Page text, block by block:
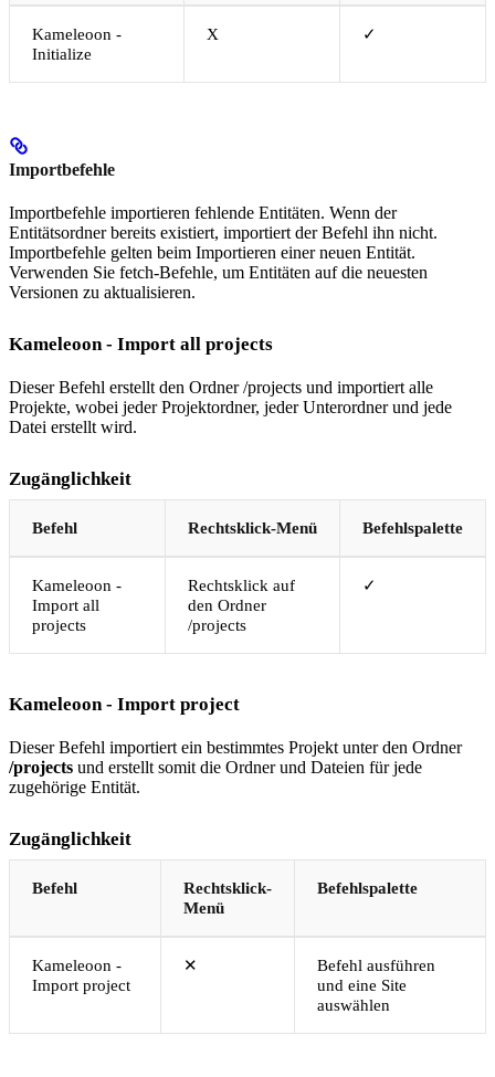
Kameleoon -
Initialize
X ✓
Importbefehle
Importbefehle importieren fehlende Entitäten. Wenn der
Entitätsordner bereits existiert, importiert der Befehl ihn nicht.
Importbefehle gelten beim Importieren einer neuen Entität.
Verwenden Sie fetch-Befehle, um Entitäten auf die neuesten
Versionen zu aktualisieren.
Kameleoon - Import all projects
Dieser Befehl erstellt den Ordner /projects und importiert alle
Projekte, wobei jeder Projektordner, jeder Unterordner und jede
Datei erstellt wird.
Zugänglichkeit
Befehl Rechtsklick-Menü Befehlspalette
Kameleoon -
Import all
projects
Rechtsklick auf
den Ordner
/projects
✓
Kameleoon - Import project
Dieser Befehl importiert ein bestimmtes Projekt unter den Ordner
/projects und erstellt somit die Ordner und Dateien für jede
zugehörige Entität.
Zugänglichkeit
Befehl
Rechtsklick-
Menü
Befehlspalette
Kameleoon -
Import project
✕
Befehl ausführen
und eine Site
auswählen